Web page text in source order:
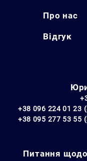
Про нас
Відгук
+38 096 224 01 23
+38 095 277 53 55
Питання